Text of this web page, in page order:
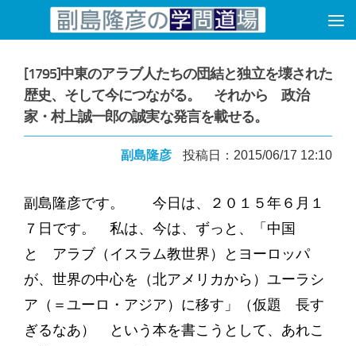
コンテンツへスキップ
[1795]中東のアラブ人たちの団結と独立を壊された
歴史、そして今につながる。 それから 政治
家・村上誠一郎の誠実な発言を載せる。
副島隆彦 投稿日：2015/06/17 12:10
副島隆彦です。 今日は、２０１５年６月１
７日です。 私は、今は、ずっと、「中国
と アラブ（イスラム教世界）とヨーロッパ
が、世界の中心を（北アメリカから）ユーラシ
ア（＝ユーロ・アジア）に移す」（仮題 長す
ぎるなあ） という本を書こうとして、あれこ